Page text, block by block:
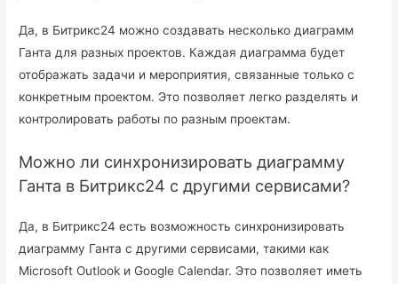
Да, в Битрикс24 можно создавать несколько диаграмм
Ганта для разных проектов. Каждая диаграмма будет
отображать задачи и мероприятия, связанные только с
конкретным проектом. Это позволяет легко разделять и
контролировать работы по разным проектам.
Можно ли синхронизировать диаграмму
Ганта в Битрикс24 с другими сервисами?
Да, в Битрикс24 есть возможность синхронизировать
диаграмму Ганта с другими сервисами, такими как
Microsoft Outlook и Google Calendar. Это позволяет иметь